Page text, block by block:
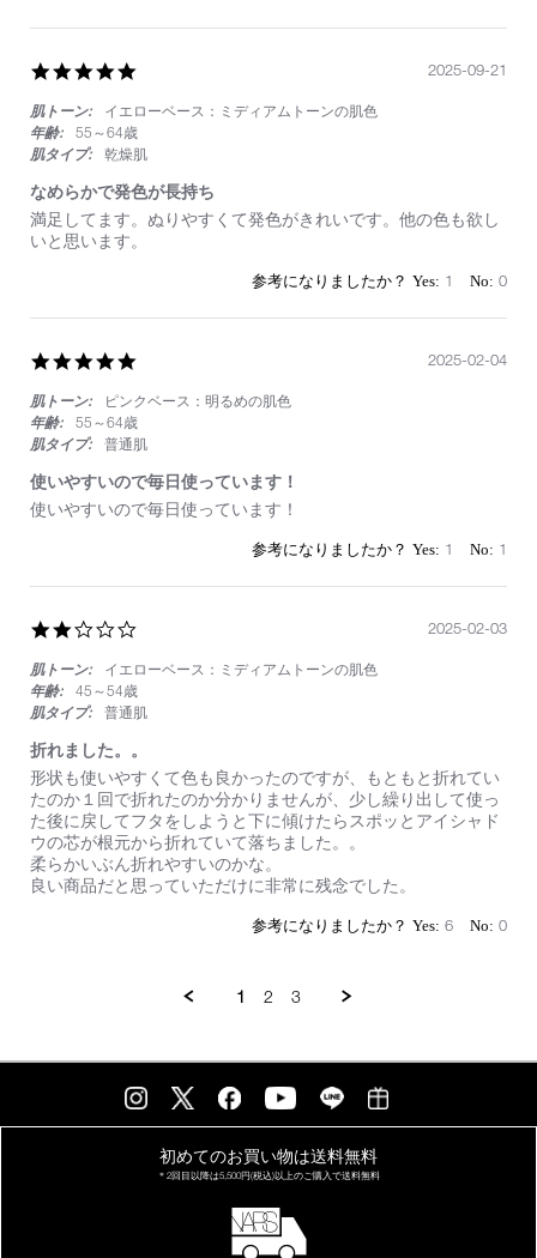
2025
ル
ダ
シ
ョ
ン
イ
シ
ャ
ド
テ
ッ
ク
rating
肌トーン:
イエローベース：ミディアムトーンの肌色
年齢:
55～64歳
肌タイプ:
乾燥肌
なめらかで発色が長持ち
Review
by
2025
review
stating
か
発
が
長
持
満足してます。ぬりやすくて発色がきれいです。他の色も欲し
いと思います。
2025-09-21
1 0
rating
肌トーン:
ピンクベース：明るめの肌色
年齢:
55～64歳
肌タイプ:
普通肌
使いやすいので毎日使っています！
Review
Feb
review
や
い
で
毎
日
っ
て
い
ま
す！
使いやすいので毎日使っています！
2025-02-04
1 1
rating
肌トーン:
イエローベース：ミディアムトーンの肌色
年齢:
45～54歳
肌タイプ:
普通肌
折れました。。
Review
by
on
3
Feb
2025
review
stating
折
れ
ま
し
た。。
形状も使いやすくて色も良かったのですが、もともと折れてい
たのか１回で折れたのか分かりませんが、少し繰り出して使っ
た後に戻してフタをしようと下に傾けたらスポッとアイシャド
ウの芯が根元から折れていて落ちました。。
柔らかいぶん折れやすいのかな。
良い商品だと思っていただけに非常に残念でした。
2025-02-03
6 0
1 2 3
初めてのお買い物は送料無料
＊2回目以降は5,500円(税込)以上の ご購入で送料無料